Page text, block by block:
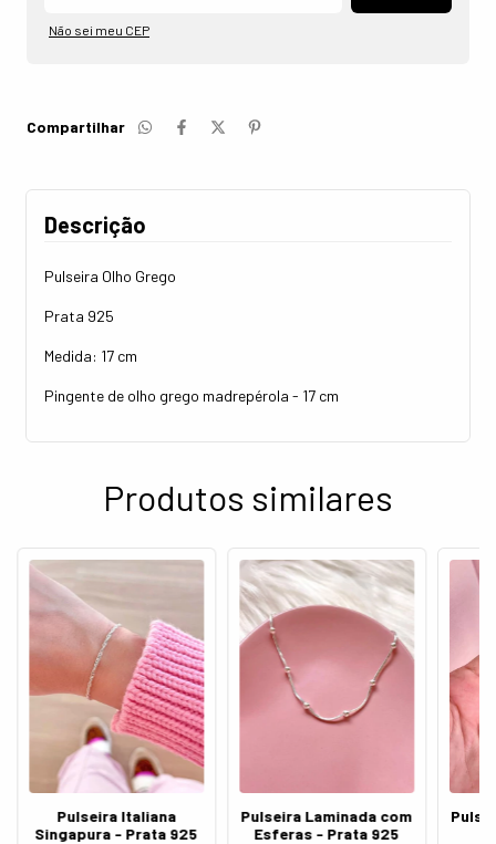
Não sei meu CEP
Compartilhar
Descrição
Pulseira Olho Grego
Prata 925
Medida: 17 cm
Pingente de olho grego madrepérola - 17 cm
Produtos similares
Pulseira Italiana
Singapura - Prata 925
Pulseira Laminada com
Esferas - Prata 925